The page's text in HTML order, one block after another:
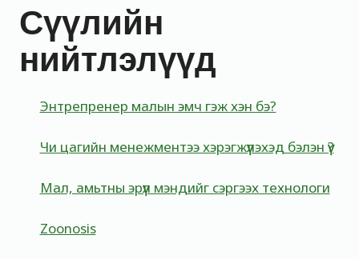
Сүүлийн
нийтлэлүүд
Энтрепренер малын эмч гэж хэн бэ?
Чи цагийн менежментээ хэрэгжүүлэхэд бэлэн үү?
Мал, амьтны эрүүл мэндийг сэргээх технологи
Zoonosis